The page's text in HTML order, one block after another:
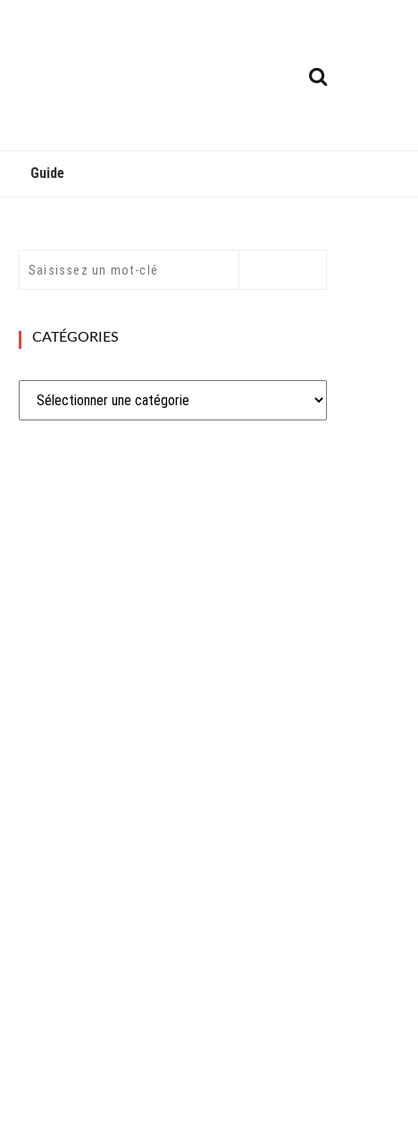
Guide
CATÉGORIES